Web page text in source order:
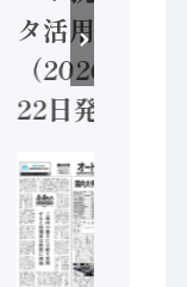
タ活用 など
（2026年7月
22日発行）